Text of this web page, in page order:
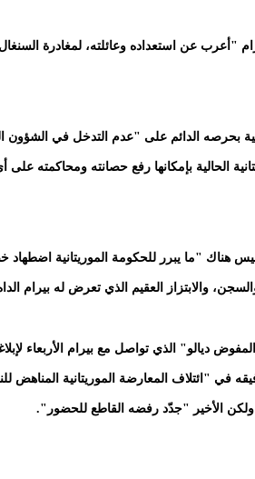
"أعرب عن استعداده وعائلته، لمغادرة
بحرصه الدائم على "عدم التدخل في الشؤون
الحالية بإمكانها رفع حصانته ومحاكمته
ليس هناك "ما يبرر للحكومة الموريتانية
والسجن، والابتزاز العقيم الذي تعرض له
ديالو" الذي تواصل مع بيرام الأربعاء
في "ائتلاف المعارضة الموريتانية المناهض
الأخير "جدّد رفضه القاطع للحضور".